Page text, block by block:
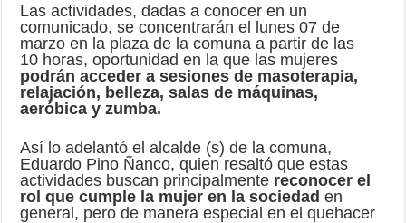
Las actividades, dadas a conocer en un
comunicado, se concentrarán el lunes 07 de
marzo en la plaza de la comuna a partir de las
10 horas, oportunidad en la que las mujeres
podrán acceder a sesiones de masoterapia,
relajación, belleza, salas de máquinas,
aeróbica y zumba.
Así lo adelantó el alcalde (s) de la comuna,
Eduardo Pino Ñanco, quien resaltó que estas
actividades buscan principalmente reconocer el
rol que cumple la mujer en la sociedad en
general, pero de manera especial en el quehacer